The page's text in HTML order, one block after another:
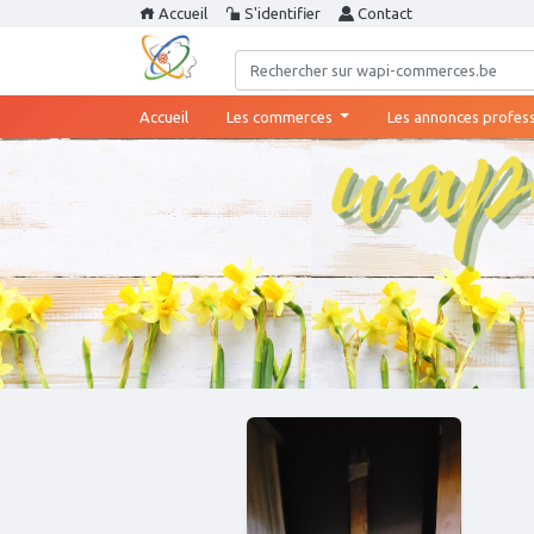
Accueil S'identifier Contact
Accueil (current)Les commerces Les annonces